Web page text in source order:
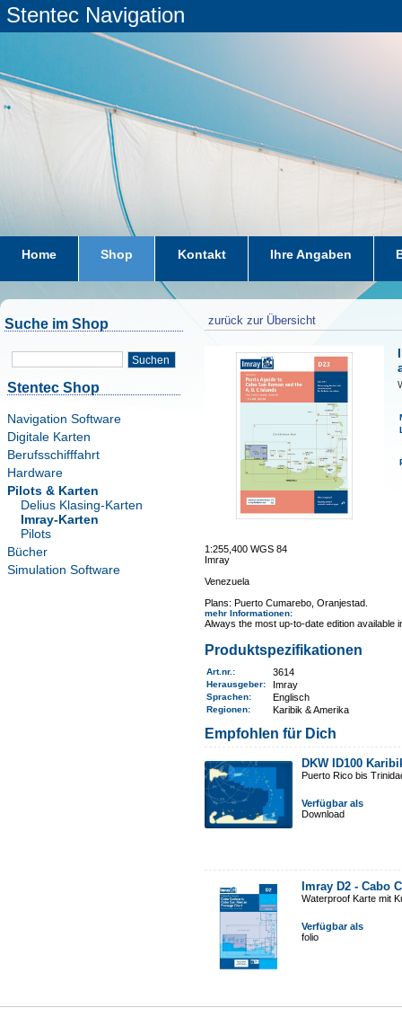
Stentec Navigation
Home Shop Kontakt Ihre Angaben
Suche im Shop
Suchen
Stentec Shop
Navigation Software
Digitale Karten
Berufsschifffahrt
Hardware
Pilots & Karten
Delius Klasing-Karten
Imray-Karten
Pilots
Bücher
Simulation Software
zurück zur Übersicht
1:255,400 WGS 84
Imray
Venezuela
Plans: Puerto Cumarebo, Oranjestad.
mehr Informationen:
Always the most up-to-date edition
Produktspezifikationen
Art.nr. : 3614
Herausgeber: Imray
Sprachen: Englisch
Regionen: Karibik & Amerika
Empfohlen für Dich
DKW ID100
Puerto Rico bis
Verfügbar als
Download
Imray D2 - Cabo
Waterproof Karte mit
Verfügbar als
folio